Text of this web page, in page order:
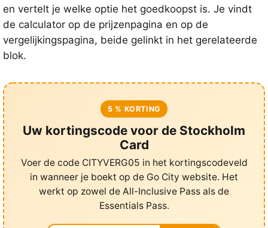
en vertelt je welke optie het goedkoopst is. Je vindt
de calculator op de prijzenpagina en op de
vergelijkingspagina, beide gelinkt in het gerelateerde
blok.
5 % KORTING
Uw kortingscode voor de Stockholm
Card
Voer de code CITYVERG05 in het kortingscodeveld
in wanneer je boekt op de Go City website. Het
werkt op zowel de All-Inclusive Pass als de
Essentials Pass.